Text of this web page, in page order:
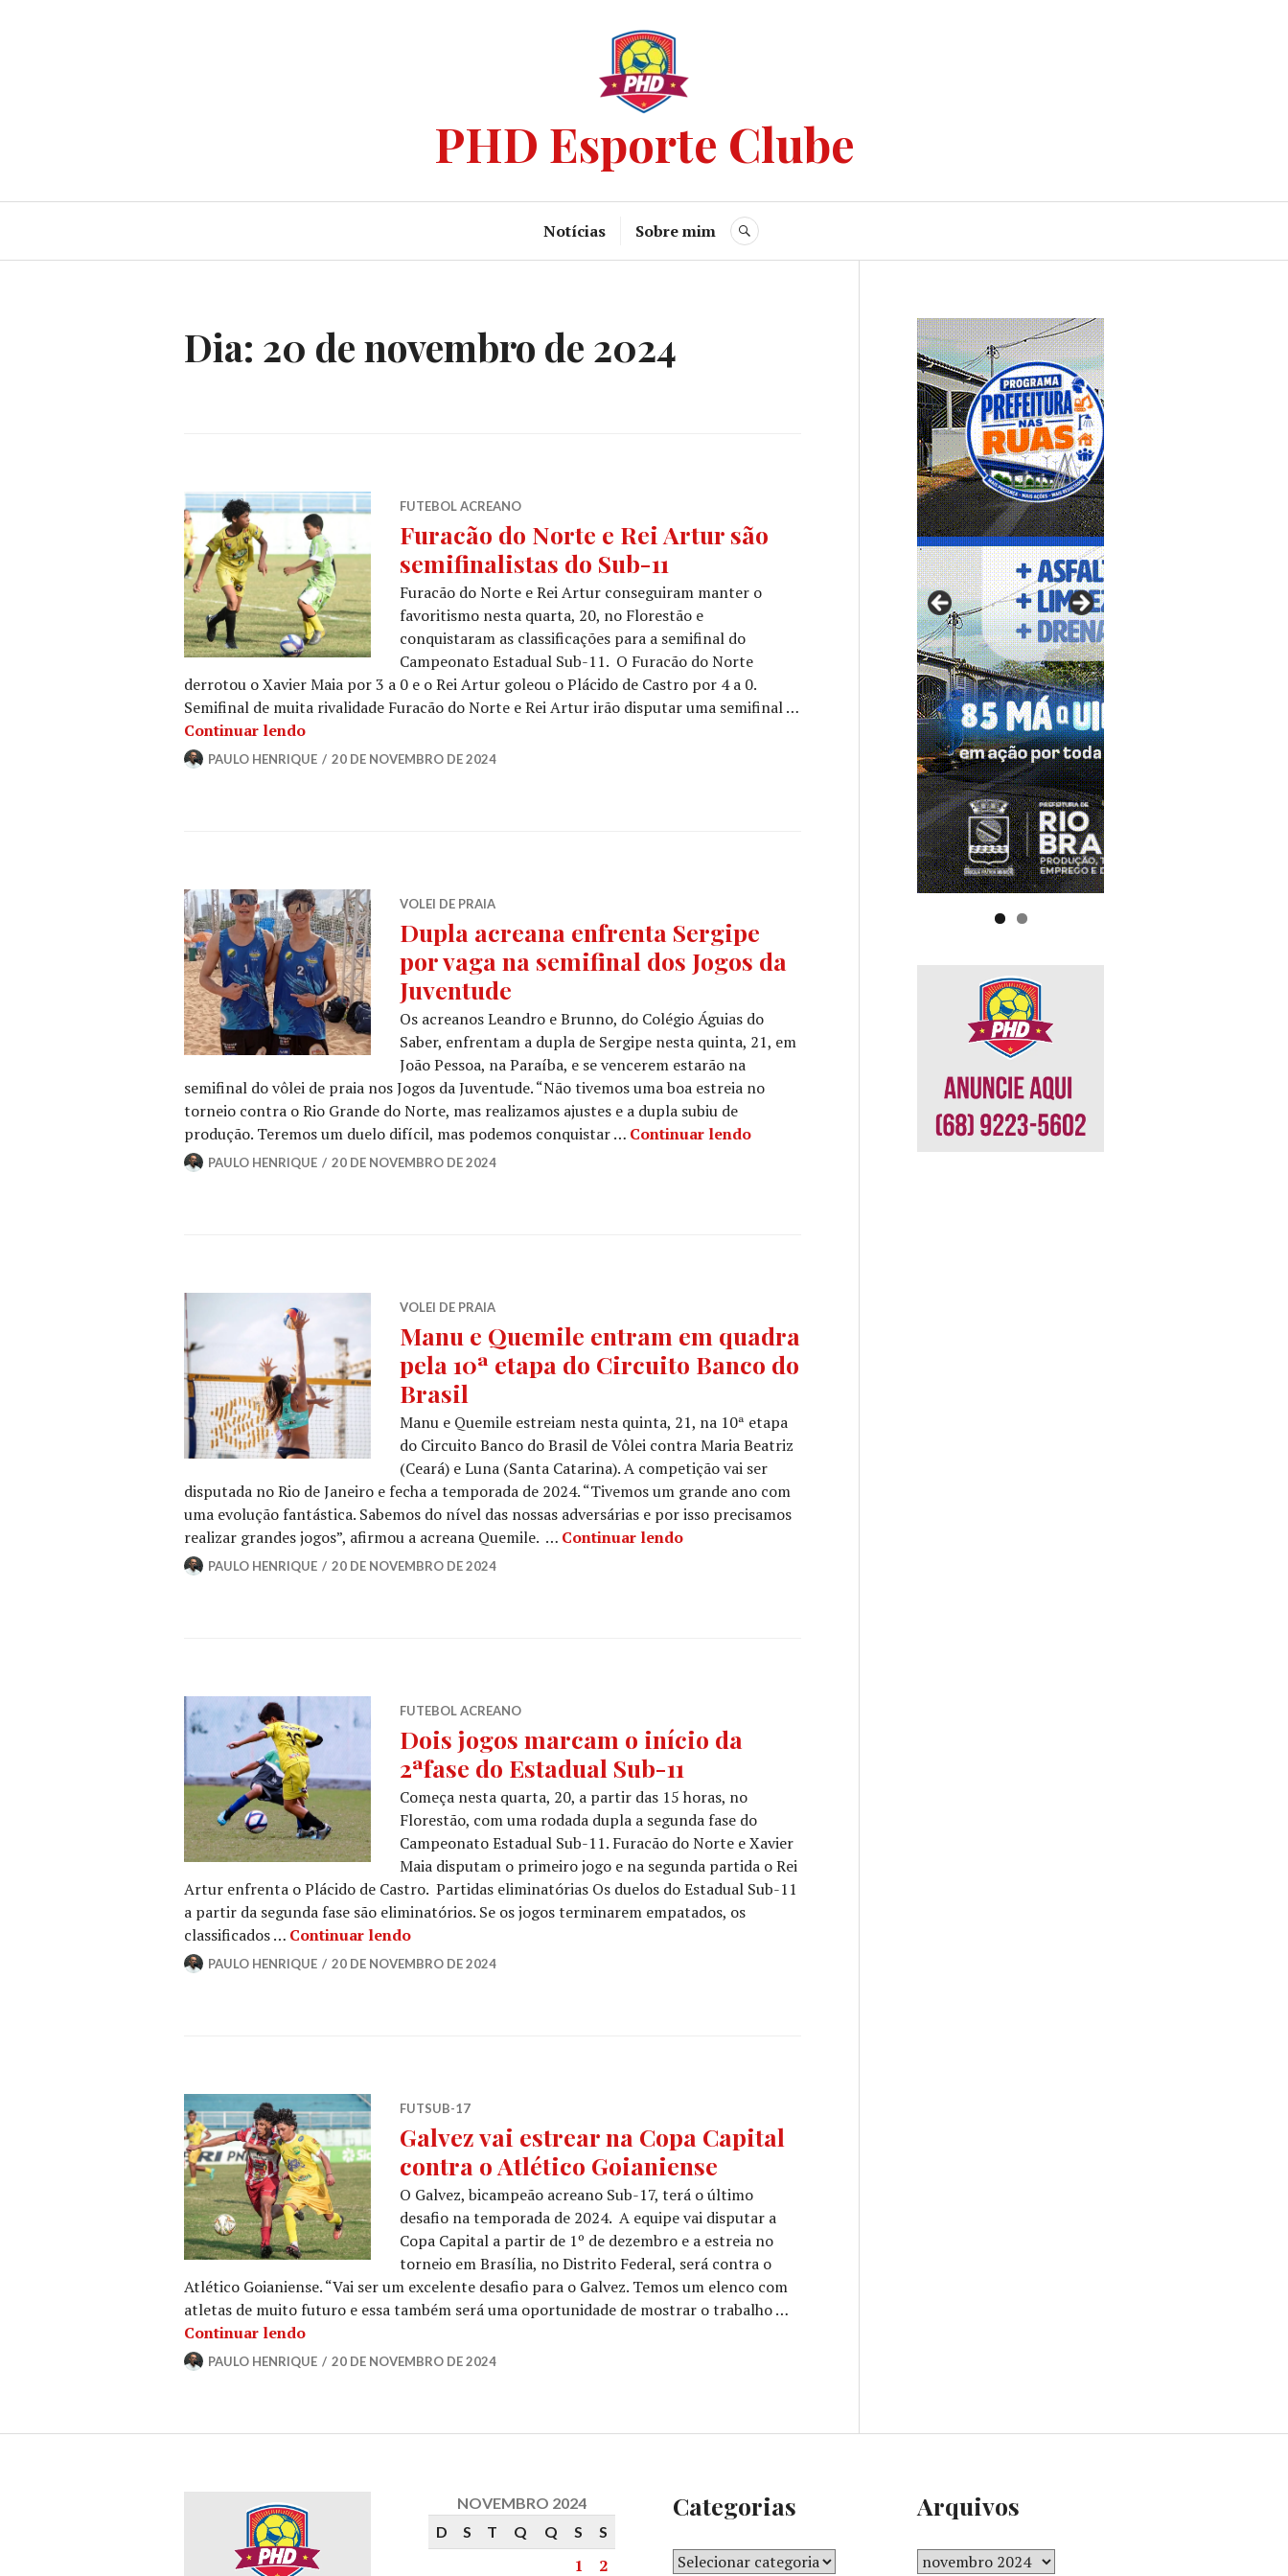
PHD Esporte Clube
Notícias Sobre mim
Dia: 20 de novembro de 2024
FUTEBOL ACREANO
Furacão do Norte e Rei Artur são
semifinalistas do Sub-11
Furacão do Norte e Rei Artur conseguiram manter o
favoritismo nesta quarta, 20, no Florestão e
conquistaram as classificações para a semifinal do
Campeonato Estadual Sub-11. O Furacão do Norte
derrotou o Xavier Maia por 3 a 0 e o Rei Artur goleou o Plácido de Castro por 4 a 0.
Semifinal de muita rivalidade Furacão do Norte e Rei Artur irão disputar uma semifinal …
Continuar lendo
PAULO HENRIQUE 20 DE NOVEMBRO DE 2024
VOLEI DE PRAIA
Dupla acreana enfrenta Sergipe
por vaga na semifinal dos Jogos da
Juventude
Os acreanos Leandro e Brunno, do Colégio Águias do
Saber, enfrentam a dupla de Sergipe nesta quinta, 21, em
João Pessoa, na Paraíba, e se vencerem estarão na
semifinal do vôlei de praia nos Jogos da Juventude. “Não tivemos uma boa estreia no
torneio contra o Rio Grande do Norte, mas realizamos ajustes e a dupla subiu de
produção. Teremos um duelo difícil, mas podemos conquistar … Continuar lendo
PAULO HENRIQUE 20 DE NOVEMBRO DE 2024
VOLEI DE PRAIA
Manu e Quemile entram em quadra
pela 10ª etapa do Circuito Banco do
Brasil
Manu e Quemile estreiam nesta quinta, 21, na 10ª etapa
do Circuito Banco do Brasil de Vôlei contra Maria Beatriz
(Ceará) e Luna (Santa Catarina). A competição vai ser
disputada no Rio de Janeiro e fecha a temporada de 2024. “Tivemos um grande ano com
uma evolução fantástica. Sabemos do nível das nossas adversárias e por isso precisamos
realizar grandes jogos”, afirmou a acreana Quemile. … Continuar lendo
PAULO HENRIQUE 20 DE NOVEMBRO DE 2024
FUTEBOL ACREANO
Dois jogos marcam o início da
2ªfase do Estadual Sub-11
Começa nesta quarta, 20, a partir das 15 horas, no
Florestão, com uma rodada dupla a segunda fase do
Campeonato Estadual Sub-11. Furacão do Norte e Xavier
Maia disputam o primeiro jogo e na segunda partida o Rei
Artur enfrenta o Plácido de Castro. Partidas eliminatórias Os duelos do Estadual Sub-11
a partir da segunda fase são eliminatórios. Se os jogos terminarem empatados, os
classificados … Continuar lendo
PAULO HENRIQUE 20 DE NOVEMBRO DE 2024
FUTSUB-17
Galvez vai estrear na Copa Capital
contra o Atlético Goianiense
O Galvez, bicampeão acreano Sub-17, terá o último
desafio na temporada de 2024. A equipe vai disputar a
Copa Capital a partir de 1º de dezembro e a estreia no
torneio em Brasília, no Distrito Federal, será contra o
Atlético Goianiense. “Vai ser um excelente desafio para o Galvez. Temos um elenco com
atletas de muito futuro e essa também será uma oportunidade de mostrar o trabalho …
Continuar lendo
PAULO HENRIQUE 20 DE NOVEMBRO DE 2024
NOVEMBRO 2024
D
S T Q Q S S
1 2
Categorias Arquivos